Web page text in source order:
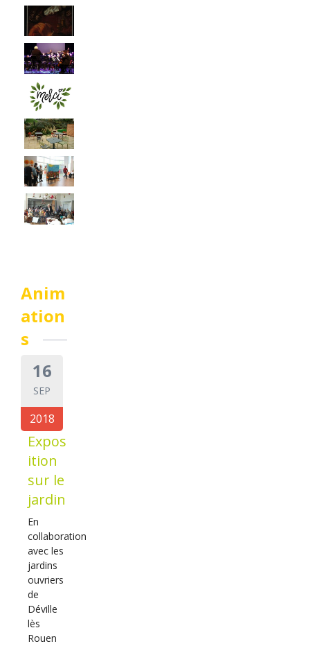
Anim
ation
s
16
SEP
2018
Expos
ition
sur le
jardin
En
collaboration
avec les
jardins
ouvriers
de
Déville
lès
Rouen